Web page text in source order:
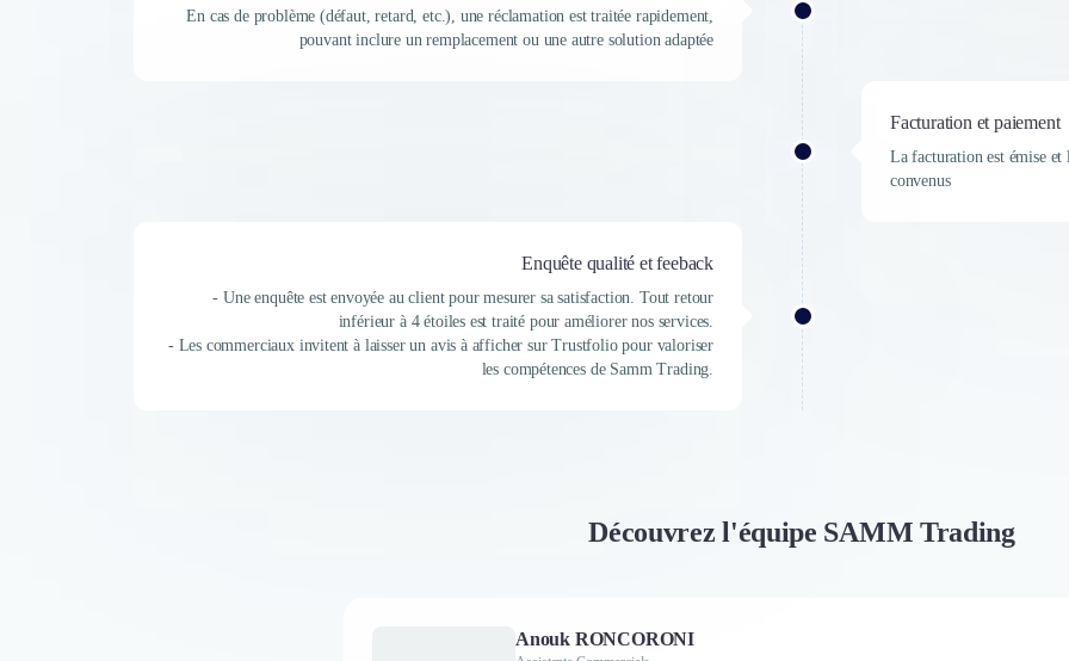
En cas de problème (défaut, retard, etc.), une réclamation est traitée rapidement,
pouvant inclure un remplacement ou une autre solution adaptée
Facturation et paiement
La facturation est émise
convenus
Enquête qualité et feeback
- Une enquête est envoyée au client pour mesurer sa satisfaction. Tout retour
inférieur à 4 étoiles est traité pour améliorer nos services.
- Les commerciaux invitent à laisser un avis à afficher sur Trustfolio pour valoriser
les compétences de Samm Trading.
Découvrez l'équipe SAMM Trading
Anouk RONCORONI